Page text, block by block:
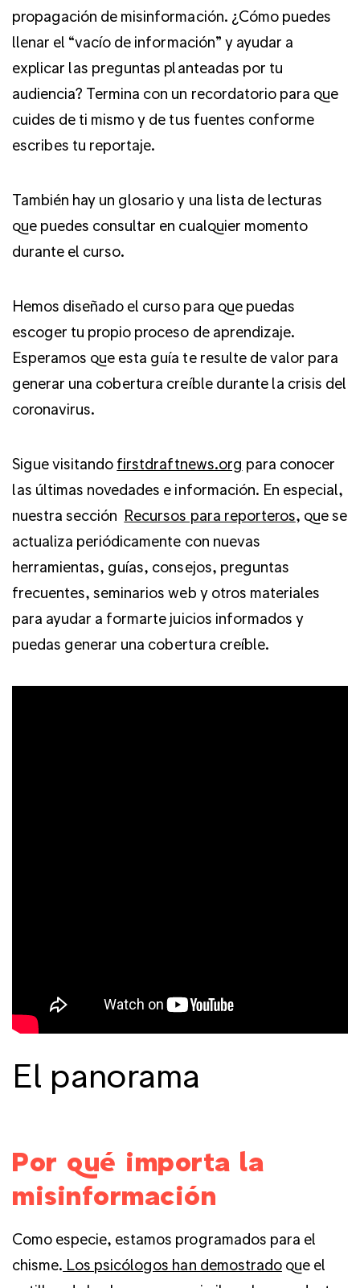
propagación de misinformación. ¿Cómo puedes
llenar el “vacío de información” y ayudar a
explicar las preguntas planteadas por tu
audiencia? Termina con un recordatorio para que
cuides de ti mismo y de tus fuentes conforme
escribes tu reportaje.
También hay un glosario y una lista de lecturas
que puedes consultar en cualquier momento
durante el curso.
Hemos diseñado el curso para que puedas
escoger tu propio proceso de aprendizaje.
Esperamos que esta guía te resulte de valor para
generar una cobertura creíble durante la crisis del
coronavirus.
Sigue visitando firstdraftnews.org para conocer
las últimas novedades e información. En especial,
nuestra sección Recursos para reporteros, que se
actualiza periódicamente con nuevas
herramientas, guías, consejos, preguntas
frecuentes, seminarios web y otros materiales
para ayudar a formarte juicios informados y
puedas generar una cobertura creíble.
El panorama
Por qué importa la
misinformación
Como especie, estamos programados para el
chisme. Los psicólogos han demostradoque el